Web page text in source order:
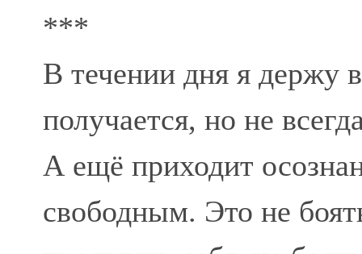
***
В течении дня я держу
получается, но не
А ещё приходит
свободным. Это не